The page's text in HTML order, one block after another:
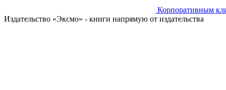
Корпоративным
Издательство «Эксмо» - книги напрямую от издательства